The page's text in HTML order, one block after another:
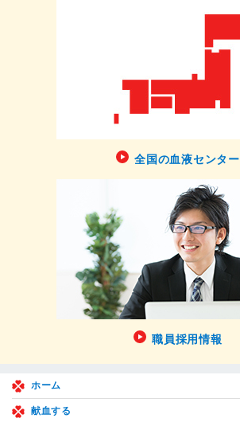
全国の血液センター
職員採用情報
ホーム
献血する